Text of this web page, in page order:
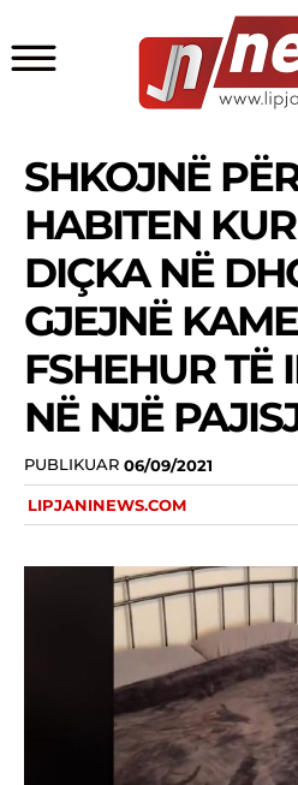
SHKOJNË
HABITEN
DIÇKA NË
GJEJNË
FSHEHUR TË
NË NJË
PUBLIKUAR 06/09/2021
LIPJANINEWS.COM